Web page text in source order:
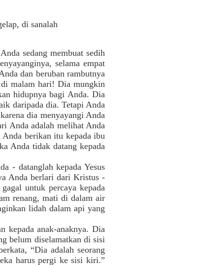
di sanalah
sedang membuat sedih
selama empat
dan beruban rambutnya
malam hari! Dia mungkin
hidupnya bagi Anda. Dia
daripada dia. Tetapi Anda
dia menyayangi Anda
Anda adalah melihat Anda
Anda berikan itu kepada ibu
Anda tidak datang kepada
- datanglah kepada Yesus
Anda berlari dari Kristus -
untuk percaya kepada
renang, mati di dalam air
lidah dalam api yang
kepada anak-anaknya. Dia
belum diselamatkan di sisi
“Dia adalah seorang
harus pergi ke sisi kiri.”